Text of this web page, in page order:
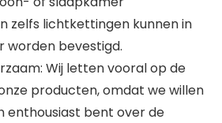
zelfs lichtkettingen kunnen in
worden bevestigd.
Wij letten vooral op de
producten, omdat we willen
enthousiast bent over de